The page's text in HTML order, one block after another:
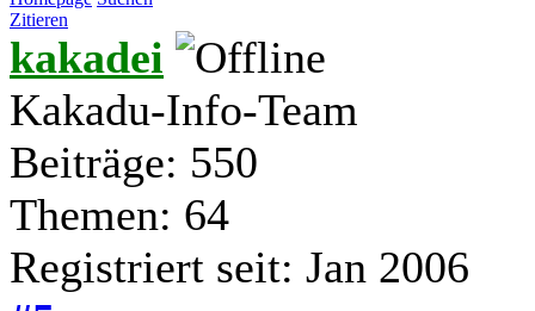
Zitieren
kakadei
Kakadu-Info-Team
Beiträge: 550
Themen: 64
Registriert seit: Jan 2006